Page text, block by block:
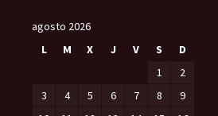
agosto 2026
L
M X J V S
D
1
2
3
4 5 6 7 8
9